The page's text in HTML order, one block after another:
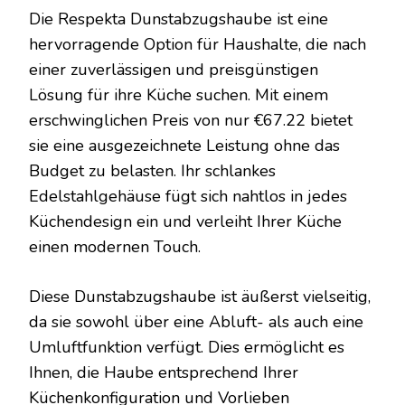
Die Respekta Dunstabzugshaube ist eine
hervorragende Option für Haushalte, die nach
einer zuverlässigen und preisgünstigen
Lösung für ihre Küche suchen. Mit einem
erschwinglichen Preis von nur €67.22 bietet
sie eine ausgezeichnete Leistung ohne das
Budget zu belasten. Ihr schlankes
Edelstahlgehäuse fügt sich nahtlos in jedes
Küchendesign ein und verleiht Ihrer Küche
einen modernen Touch.
Diese Dunstabzugshaube ist äußerst vielseitig,
da sie sowohl über eine Abluft- als auch eine
Umluftfunktion verfügt. Dies ermöglicht es
Ihnen, die Haube entsprechend Ihrer
Küchenkonfiguration und Vorlieben